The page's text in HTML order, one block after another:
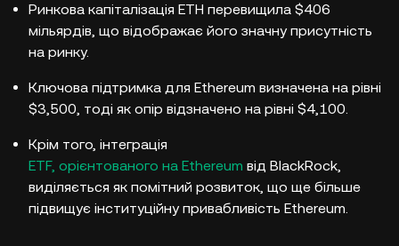
Ринкова капіталізація ETH перевищила $406
мільярдів, що відображає його значну присутність
на ринку.
Ключова підтримка для Ethereum визначена на рівні
$3,500, тоді як опір відзначено на рівні $4,100.
Крім того, інтеграція
ETF, орієнтованого на Ethereum від BlackRock,
виділяється як помітний розвиток, що ще більше
підвищує інституційну привабливість Ethereum.